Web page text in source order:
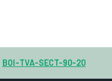
BOI-TVA-SECT-90-20